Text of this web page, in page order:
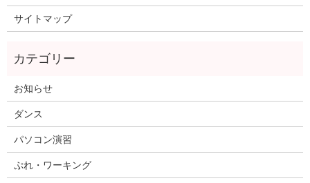
サイトマップ
お知らせ
ダンス
パソコン演習
ぷれ・ワーキング